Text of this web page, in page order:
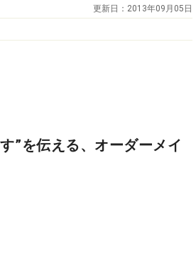
更新日： 2013年09月05日
”を伝える、オーダーメイ